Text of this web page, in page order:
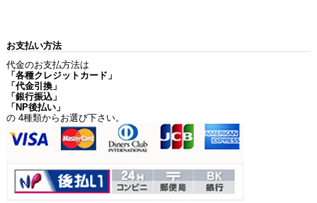
お支払い方法
代金のお支払方法は
「各種クレジットカード」
「代金引換」
「銀行振込」
「NP後払い」
の 4種類からお選び下さい。